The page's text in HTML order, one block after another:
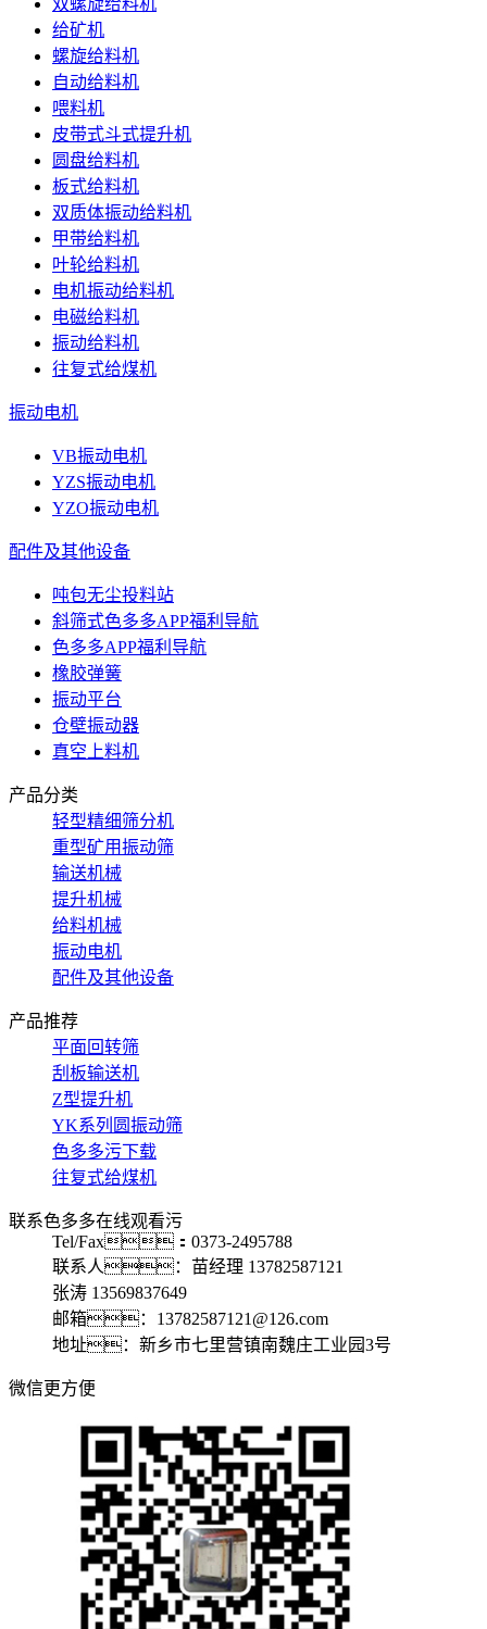
给矿机
螺旋给料机
自动给料机
喂料机
皮带式斗式提升机
圆盘给料机
板式给料机
双质体振动给料机
甲带给料机
叶轮给料机
电机振动给料机
电磁给料机
振动给料机
往复式给煤机
振动电机
VB振动电机
YZS振动电机
YZO振动电机
配件及其他设备
吨包无尘投料站
斜筛式色多多APP福利导航
色多多APP福利导航
橡胶弹簧
振动平台
仓壁振动器
真空上料机
产品分类
轻型精细筛分机
重型矿用振动筛
输送机械
提升机械
给料机械
振动电机
配件及其他设备
产品推荐
平面回转筛
刮板输送机
Z型提升机
YK系列圆振动筛
色多多污下载
往复式给煤机
联系色多多在线观看污
Tel/Fax：0373-2495788
联系人：苗经理 13782587121
张涛 13569837649
邮箱：13782587121@126.com
地址：新乡市七里营镇南魏庄工业园3号
微信更方便